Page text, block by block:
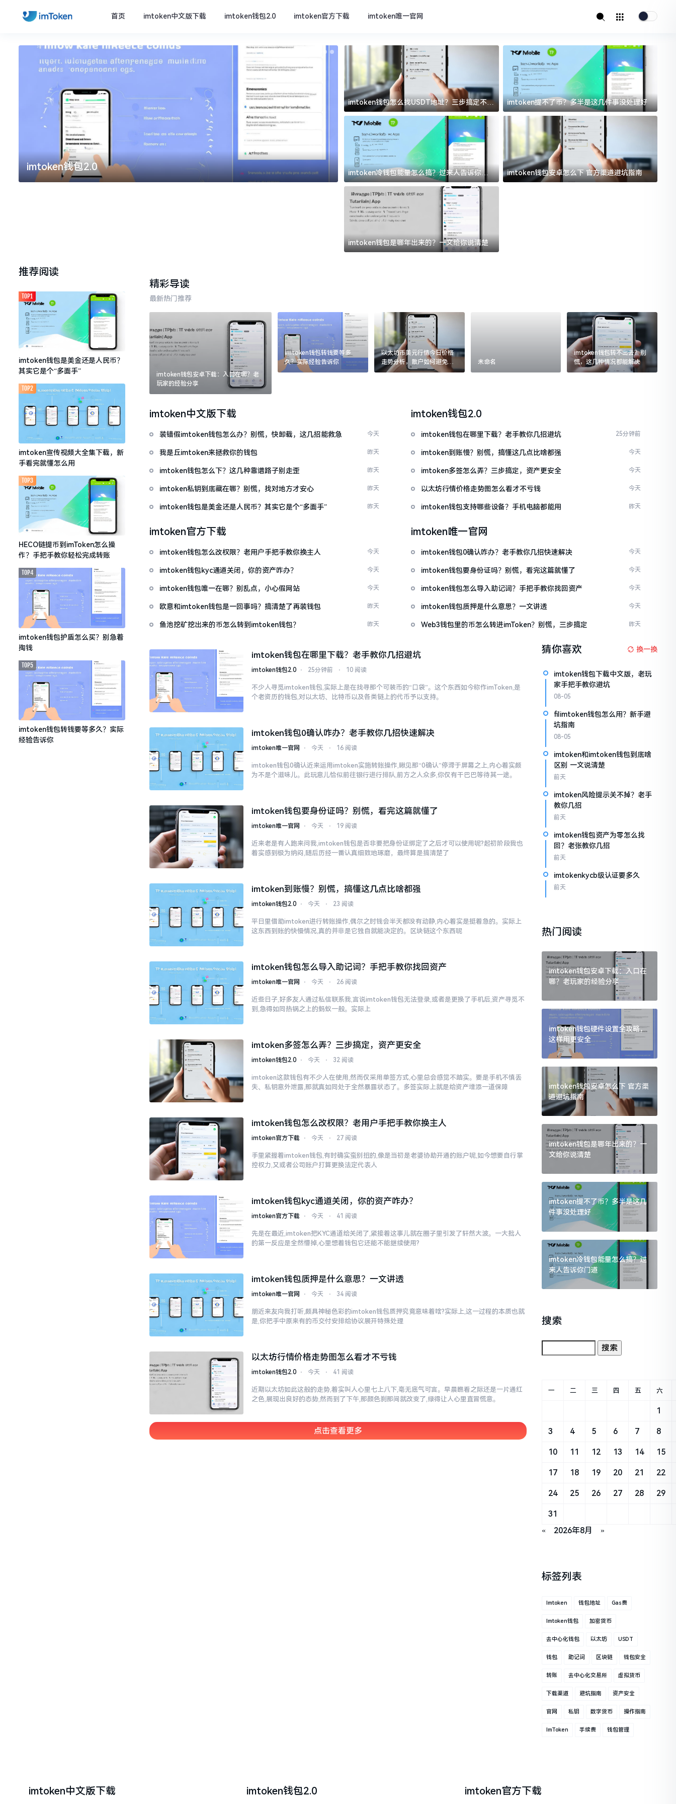
首页 imtoken中文版下载 imtoken钱包2.0 imtoken官方下载 imtoken唯一官网
imtoken钱包2.0 imtoken官方下载
imtoken钱包怎么找USDT地址？三步搞定不踩
坑
imtoken提不了币？多半是这几件事没处理好
imtoken冷钱包能量怎么搞？过来人告诉你门
道
imtoken钱包安卓怎么下 官方渠道避坑指南
imtoken钱包是哪年出来的？一文给你说清楚
推荐阅读
imtoken钱包是美金还是人民币？
其实它是个“多面手”
TOP1
imtoken宣传视频大全集下载，新
手看完就懂怎么用
TOP2
HECO链提币到imToken怎么操
作？手把手教你轻松完成转账
TOP3
imtoken钱包护盾怎么买？别急着
掏钱
TOP4
imtoken钱包转钱要等多久？实际
经验告诉你
TOP5
精彩导读
最新热门推荐
imtoken钱包安卓下载：入口在哪？老
玩家的经验分享
imtoken钱包转钱要等多
久？实际经验告诉你
以太坊币美元行情今日价格
走势分析，散户如何避免追
涨杀跌被套牢
未命名
imtoken钱包转不出去？别
慌，这几种情况都能解决
imtoken中文版下载
装错假imtoken钱包怎么办？别慌，快卸载，这几招能救急 今天
我是丘imtoken来拯救你的钱包 昨天
imtoken钱包怎么下？这几种靠谱路子别走歪 昨天
imtoken私钥到底藏在哪？别慌，找对地方才安心 昨天
imtoken钱包是美金还是人民币？其实它是个“多面手” 昨天
imtoken钱包2.0
imtoken钱包在哪里下载？老手教你几招避坑 25分钟前
imtoken到账慢？别慌，搞懂这几点比啥都强 今天
imtoken多签怎么弄？三步搞定，资产更安全 今天
以太坊行情价格走势图怎么看才不亏钱 今天
imtoken钱包支持哪些设备？手机电脑都能用 昨天
imtoken官方下载
imtoken钱包怎么改权限？老用户手把手教你换主人 今天
imtoken钱包kyc通道关闭，你的资产咋办？ 今天
imtoken钱包唯一在哪？别乱点，小心假网站 今天
欧意和imtoken钱包是一回事吗？搞清楚了再装钱包 昨天
鱼池挖矿挖出来的币怎么转到imtoken钱包？ 昨天
imtoken唯一官网
imtoken钱包0确认咋办？老手教你几招快速解决 今天
imtoken钱包要身份证吗？别慌，看完这篇就懂了 今天
imtoken钱包怎么导入助记词？手把手教你找回资产 今天
imtoken钱包质押是什么意思？一文讲透 今天
Web3钱包里的币怎么转进imToken？别慌，三步搞定 昨天
imtoken钱包在哪里下载？老手教你几招避坑
imtoken钱包2.0 ⋅ 25分钟前 ⋅ 10 阅读
不少人寻觅imtoken钱包,实际上是在找寻那个可装币的“口袋”。这个东西如今称作imToken,是
个老资历的钱包,对以太坊、比特币以及各类链上的代币予以支持。
imtoken钱包0确认咋办？老手教你几招快速解决
imtoken唯一官网 ⋅ 今天 ⋅ 16 阅读
imtoken钱包0确认近来运用imtoken实施转账操作,瞅见那“0确认”停滞于屏幕之上,内心着实颇
为不是个滋味儿。此玩意儿恰似前往银行进行排队,前方之人众多,你仅有干巴巴等待其一途。
imtoken钱包要身份证吗？别慌，看完这篇就懂了
imtoken唯一官网 ⋅ 今天 ⋅ 19 阅读
近来老是有人跑来问我,imtoken钱包是否非要把身份证绑定了之后才可以使用呢?起初阶段我也
着实感到极为纳闷,随后历经一番认真细致地琢磨，最终算是搞清楚了
imtoken到账慢？别慌，搞懂这几点比啥都强
imtoken钱包2.0 ⋅ 今天 ⋅ 23 阅读
平日里借助imtoken进行转账操作,偶尔之时钱会半天都没有动静,内心着实是挺着急的。实际上
这东西到账的快慢情况,真的并非是它独自就能决定的。区块链这个东西呢
imtoken钱包怎么导入助记词？手把手教你找回资产
imtoken唯一官网 ⋅ 今天 ⋅ 26 阅读
近些日子,好多友人通过私信联系我,言说imtoken钱包无法登录,或者是更换了手机后,资产寻觅不
到,急得如同热锅之上的蚂蚁一般。实际上
imtoken多签怎么弄？三步搞定，资产更安全
imtoken钱包2.0 ⋅ 今天 ⋅ 32 阅读
imtoken这款钱包有不少人在使用,然而仅采用单签方式,心里总会感觉不踏实。要是手机不慎丢
失、私钥意外泄露,那就真如同处于全然暴露状态了。多签实际上就是给资产增添一道保障
imtoken钱包怎么改权限？老用户手把手教你换主人
imtoken官方下载 ⋅ 今天 ⋅ 27 阅读
手里紧握着imtoken钱包,有时确实蛮别扭的,像是当初是老婆协助开通的账户呢,如今想要自行掌
控权力,又或者公司账户打算更换法定代表人
imtoken钱包kyc通道关闭，你的资产咋办？
imtoken官方下载 ⋅ 今天 ⋅ 41 阅读
先是在最近,imtoken把KYC通道给关闭了,紧接着这事儿就在圈子里引发了轩然大波。一大批人
的第一反应是全然懵掉,心里想着钱包它还能不能继续使用?
imtoken钱包质押是什么意思？一文讲透
imtoken唯一官网 ⋅ 今天 ⋅ 34 阅读
朋近来友向我打听,颇具神秘色彩的imtoken钱包质押究竟意味着啥?实际上,这一过程的本质也就
是,你把手中原来有的币交付安排给协议展开特殊处理
以太坊行情价格走势图怎么看才不亏钱
imtoken钱包2.0 ⋅ 今天 ⋅ 41 阅读
近期以太坊如此这般的走势,着实叫人心里七上八下,毫无底气可言。早晨瞧看之际还是一片通红
之色,展现出良好的态势,然而到了下午,那颜色刹那间就改变了,绿得让人心里直冒慌意。
点击查看更多
猜你喜欢 换一换
imtoken钱包下载中文版，老玩
家手把手教你避坑
08-05
filimtoken钱包怎么用？新手避
坑指南
08-05
imtoken和imtoken钱包到底啥
区别 一文说清楚
前天
imtoken风险提示关不掉？老手
教你几招
前天
imtoken钱包资产为零怎么找
回？老张教你几招
前天
imtokenkycb级认证要多久
前天
热门阅读
imtoken钱包安卓下载：入口在
哪？老玩家的经验分享
imtoken钱包硬件设置全攻略，
这样用更安全
imtoken钱包安卓怎么下 官方渠
道避坑指南
imtoken钱包是哪年出来的？一
文给你说清楚
imtoken提不了币？多半是这几
件事没处理好
imtoken冷钱包能量怎么搞？过
来人告诉你门道
搜索
« 2026年8月 »
一 二 三 四 五 六
1
3 4 5 6 7 8
10 11 12 13 14 15
17 18 19 20 21 22
24 25 26 27 28 29
31
标签列表
Imtoken 钱包地址 Gas费
Imtoken钱包 加密货币
去中心化钱包 以太坊 USDT
钱包 助记词 区块链 钱包安全
转账 去中心化交易所 虚拟货币
下载渠道 避坑指南 资产安全
官网 私钥 数字货币 操作指南
ImToken 手续费 钱包管理
imtoken中文版下载 imtoken钱包2.0 imtoken官方下载